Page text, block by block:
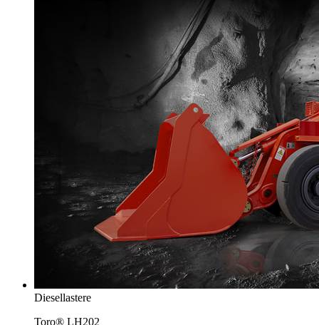
Diesellastere
Toro® LH202